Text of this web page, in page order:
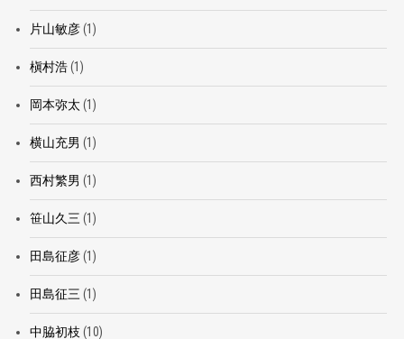
片山敏彦(1)
槇村浩(1)
岡本弥太 (1)
横山充男 (1)
西村繁男 (1)
笹山久三 (1)
田島征彦(1)
田島征三 (1)
中脇初枝 (10)